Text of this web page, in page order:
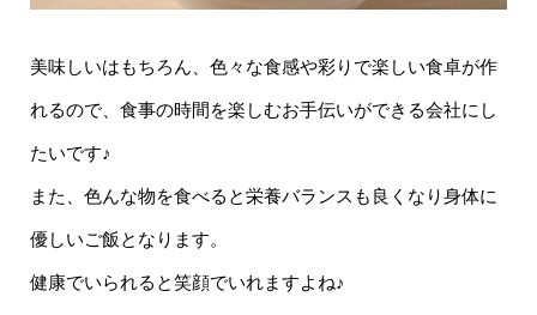
美味しいはもちろん、色々な食感や彩りで楽しい食卓が作
れるので、食事の時間を楽しむお手伝いができる会社にし
たいです♪
また、色んな物を食べると栄養バランスも良くなり身体に
優しいご飯となります。
健康でいられると笑顔でいれますよね♪